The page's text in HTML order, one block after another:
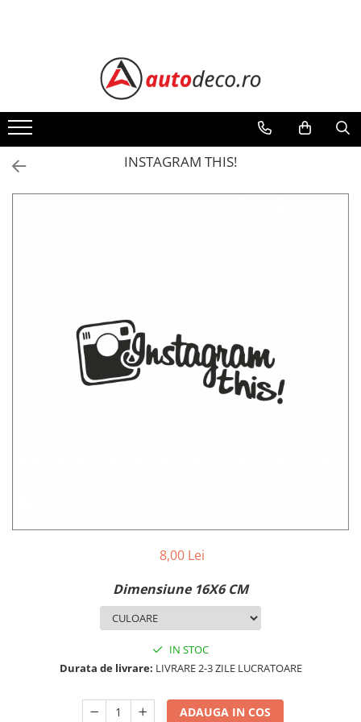
ALFA ROMEO
BMW
CHEVROLET
VOLVO
STICKERE STALPI SI GEAM MIC
STICKERE CAMUFLAJ
STICKERE PENTRU FIRME
INSTAGRAM THIS!
8,00 Lei
Dimensiune 16X6 CM
IN STOC
Durata de livrare: LIVRARE 2-3 ZILE LUCRATOARE
ADAUGA IN COS